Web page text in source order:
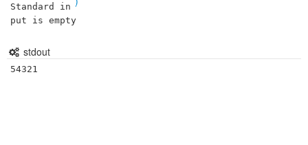
Standard in
put is empty
stdout